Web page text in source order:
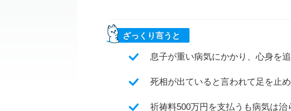
ざっくり言うと
息子が重い病気にかかり、心身を
死相が出ていると言われて足を止
祈祷料500万円を支払うも病気は